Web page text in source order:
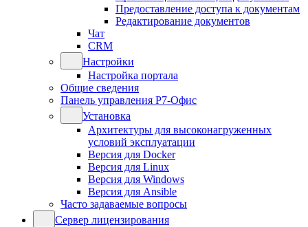
Предоставление доступа к документам
Редактирование документов
Чат
CRM
Настройки
Настройка портала
Общие сведения
Панель управления Р7-Офис
Установка
Архитектуры для высоконагруженных
условий эксплуатации
Версия для Docker
Версия для Linux
Версия для Windows
Версия для Ansible
Часто задаваемые вопросы
Сервер лицензирования